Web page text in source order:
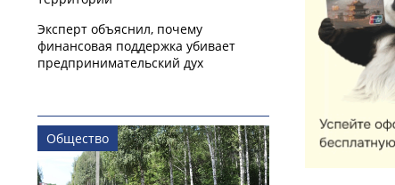
Эксперт объяснил, почему
финансовая поддержка убивает
предпринимательский дух
Общество